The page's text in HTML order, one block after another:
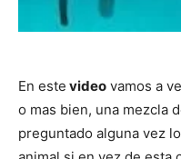
En este video vamos a
o mas bien, una mezcla
preguntado alguna vez